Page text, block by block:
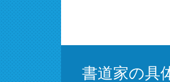
書道家の具